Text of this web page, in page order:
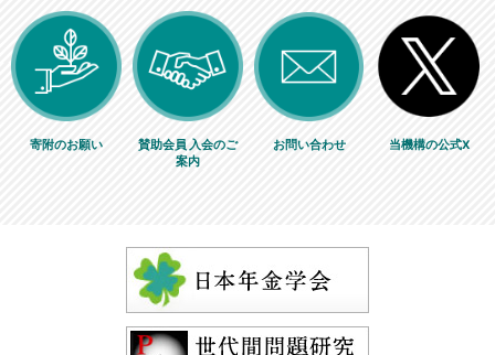
寄附のお願い
賛助会員 入会のご
案内
お問い合わせ 当機構の公式X